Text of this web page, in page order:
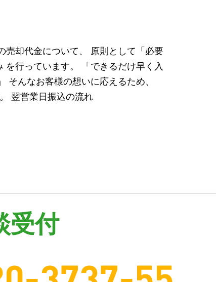
売却代金について、 原則として「必要
行っています。 「できるだけ早く入
そんなお客様の想いに応えるため、
翌営業日振込の流れ
受付